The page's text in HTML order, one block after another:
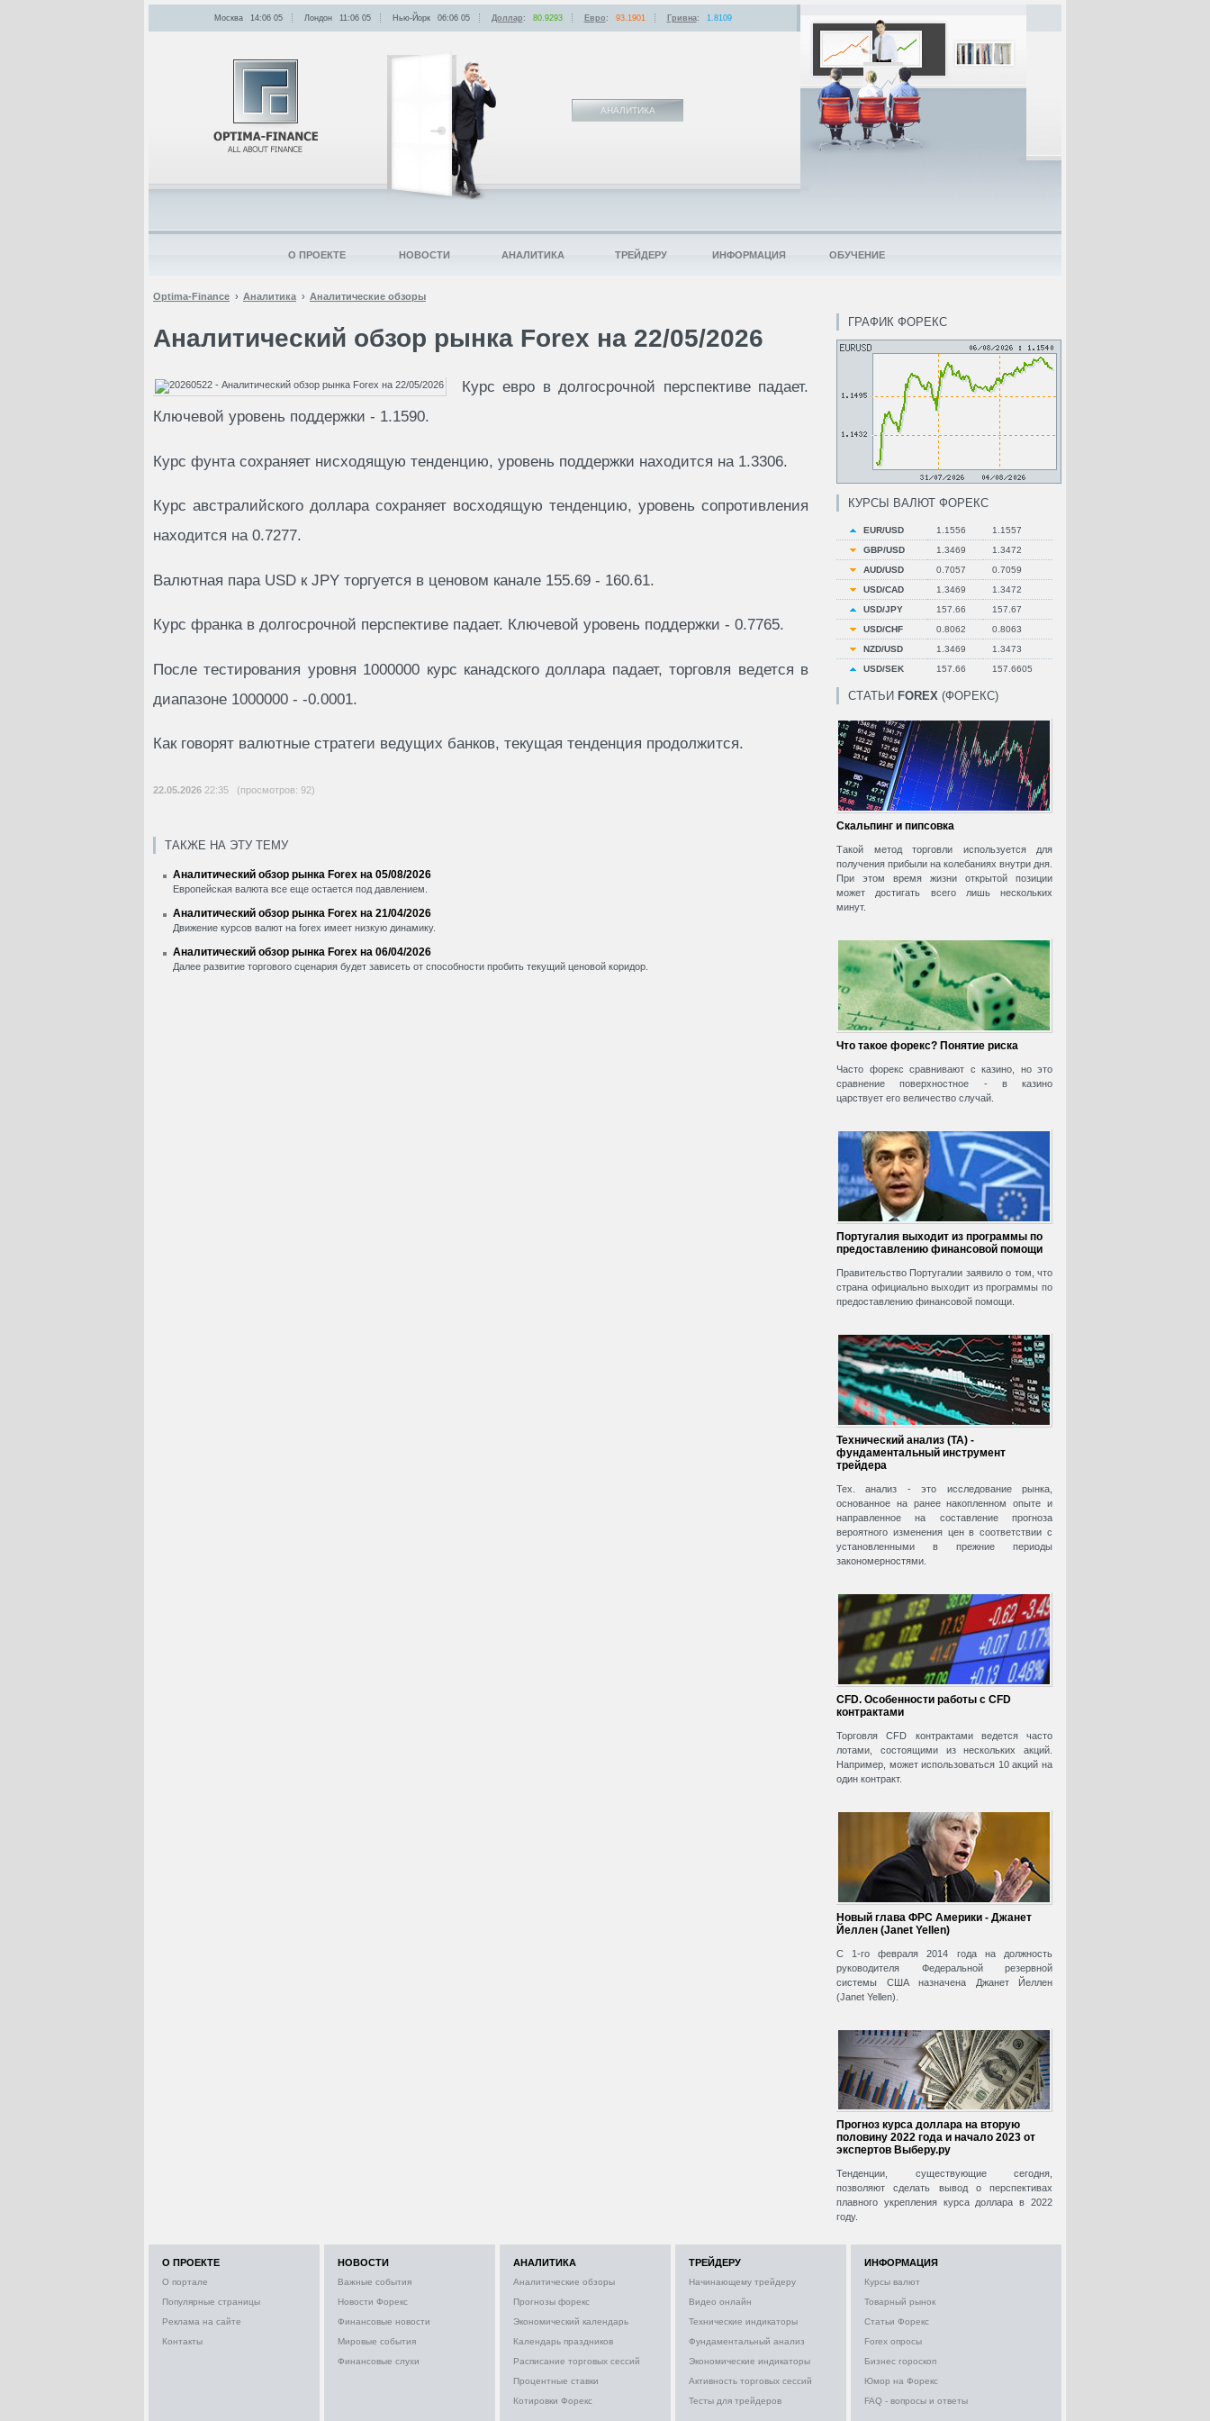
Optima-Finance Аналитика Аналитические обзоры
Аналитический обзор рынка Forex на 22/05/2026
Курс евро в долгосрочной перспективе падает.
Ключевой уровень поддержки - 1.1590.
Курс фунта сохраняет нисходящую тенденцию, уровень поддержки находится на 1.3306.
Курс австралийского доллара сохраняет восходящую тенденцию, уровень сопротивления
находится на 0.7277.
Валютная пара USD к JPY торгуется в ценовом канале 155.69 - 160.61.
Курс франка в долгосрочной перспективе падает. Ключевой уровень поддержки - 0.7765.
После тестирования уровня 1000000 курс канадского доллара падает, торговля ведется в
диапазоне 1000000 - -0.0001.
Как говорят валютные стратеги ведущих банков, текущая тенденция продолжится.
22.05.2026 22:35 (просмотров: 92)
ТАКЖЕ НА ЭТУ ТЕМУ
Аналитический обзор рынка Forex на 05/08/2026
Европейская валюта все еще остается под давлением.
Аналитический обзор рынка Forex на 21/04/2026
Движение курсов валют на forex имеет низкую динамику.
Аналитический обзор рынка Forex на 06/04/2026
Далее развитие торгового сценария будет зависеть от способности пробить текущий ценовой коридор.
ГРАФИК ФОРЕКС
КУРСЫ ВАЛЮТ ФОРЕКС
EUR/USD 1.1556
1.1557
GBP/USD
1.3469
1.3472
AUD/USD
0.7057
0.7059
USD/CAD
1.3469
1.3472
USD/JPY
157.66
157.67
USD/CHF
0.8062
0.8063
NZD/USD
1.3469
1.3473
USD/SEK
157.66 157.6605
СТАТЬИ FOREX (ФОРЕКС)
Скальпинг и пипсовка
Такой метод торговли используется для
получения прибыли на колебаниях внутри дня.
При этом время жизни открытой позиции
может достигать всего лишь нескольких
минут.
Что такое форекс? Понятие риска
Часто форекс сравнивают с казино, но это
сравнение поверхностное - в казино
царствует его величество случай.
Португалия выходит из программы по
предоставлению финансовой помощи
Правительство Португалии заявило о том, что
страна официально выходит из программы по
предоставлению финансовой помощи.
Технический анализ (ТА) -
фундаментальный инструмент
трейдера
Тех. анализ - это исследование рынка,
основанное на ранее накопленном опыте и
направленное на составление прогноза
вероятного изменения цен в соответствии с
установленными в прежние периоды
закономерностями.
CFD. Особенности работы с CFD
контрактами
Торговля CFD контрактами ведется часто
лотами, состоящими из нескольких акций.
Например, может использоваться 10 акций на
один контракт.
Новый глава ФРС Америки - Джанет
Йеллен (Janet Yellen)
С 1-го февраля 2014 года на должность
руководителя Федеральной резервной
системы США назначена Джанет Йеллен
(Janet Yellen).
Прогноз курса доллара на вторую
половину 2022 года и начало 2023 от
экспертов Выберу.ру
Тенденции, существующие сегодня,
позволяют сделать вывод о перспективах
плавного укрепления курса доллара в 2022
году.
АНАЛИТИКА
Москва 14:06: 05 Лондон 11:06: 05 Нью-Йорк 06:06: 05 Доллар: 80.9293 Евро: 93.1901 Гривна: 1.8109
О ПРОЕКТЕ НОВОСТИ АНАЛИТИКА ТРЕЙДЕРУ ИНФОРМАЦИЯ ОБУЧЕНИЕ
О ПРОЕКТЕ
О портале
Популярные страницы
Реклама на сайте
Контакты
НОВОСТИ
Важные события
Новости Форекс
Финансовые новости
Мировые события
Финансовые слухи
АНАЛИТИКА
Аналитические обзоры
Прогнозы форекс
Экономический календарь
Календарь праздников
Расписание торговых сессий
Процентные ставки
Котировки Форекс
ТРЕЙДЕРУ
Начинающему трейдеру
Видео онлайн
Технические индикаторы
Фундаментальный анализ
Экономические индикаторы
Активность торговых сессий
Тесты для трейдеров
ИНФОРМАЦИЯ
Курсы валют
Товарный рынок
Статьи Форекс
Forex опросы
Бизнес гороскоп
Юмор на Форекс
FAQ - вопросы и ответы